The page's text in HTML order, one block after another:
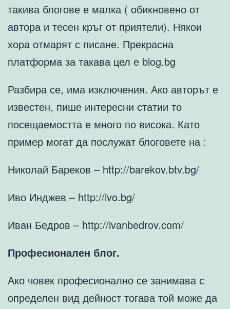
такива блогове е малка ( обикновено от
автора и тесен кръг от приятели). Някои
хора отмарят с писане. Прекрасна
платформа за такава цел е blog.bg
Разбира се, има изключения. Ако авторът е
известен, пише интересни статии то
посещаемостта е много по висока. Като
пример могат да послужат блоговете на :
Николай Бареков – http://barekov.btv.bg/
Иво Инджев – http://ivo.bg/
Иван Бедров – http://ivanbedrov.com/
Професионален блог.
Ако човек професионално се занимава с
определен вид дейност тогава той може да